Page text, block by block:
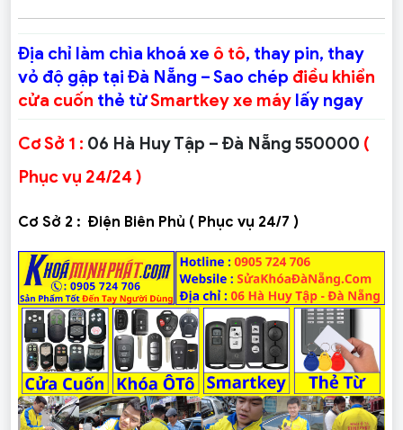
Địa chỉ làm chìa khoá xe ô tô, thay pin, thay
vỏ độ gập tại Đà Nẵng – Sao chép điều khiển
cửa cuốn thẻ từSmartkey xe máy lấy ngay
Cơ Sở 1 : 06 Hà Huy Tập – Đà Nẵng 550000 (
Phục vụ 24/24 )
Cơ Sở 2 : Điện Biên Phủ ( Phục vụ 24/7 )